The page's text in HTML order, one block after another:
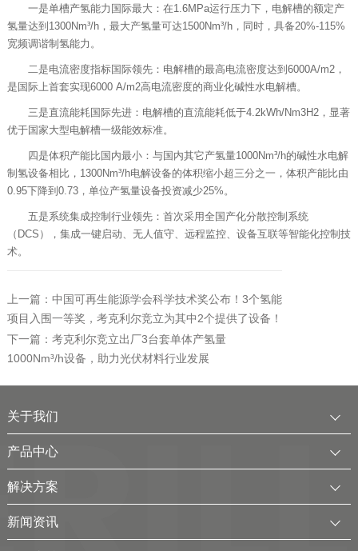
一是单槽产氢能力国际最大：在1.6MPa运行压力下，电解槽的额定产
氢量达到1300Nm³/h，最大产氢量可达1500Nm³/h，同时，具备20%-115%
宽频调谐制氢能力。
二是电流密度指标国际领先：电解槽的最高电流密度达到6000A/m2，
是国际上首套实现6000 A/m2高电流密度的商业化碱性水电解槽。
三是直流能耗国际先进：电解槽的直流能耗低于4.2kWh/Nm3H2，显著
优于国家大型电解槽一级能效标准。
四是体积产能比国内最小：与国内其它产氢量1000Nm³/h的碱性水电解
制氢设备相比，1300Nm³/h电解设备的体积缩小超三分之一，体积产能比由
0.95下降到0.73，单位产氢量设备投资减少25%。
五是系统集成控制行业领先：首次采用全国产化分散控制系统
（DCS），集成一键启动、无人值守、远程监控、设备互联等智能化控制技
术。
上一篇：中国可再生能源学会科学技术奖公布！3个氢能
项目入围一等奖，考克利尔竞立为其中2个提供了设备！
下一篇：考克利尔竞立出厂3台套单体产氢量
1000Nm³/h设备，助力光伏材料行业发展
关于我们
公司简介
发展历程
服务全球
产品中心
中压水电解制氢装置
氢气干燥装置
解决方案
可再生电解水制氢解决方案
新闻资讯